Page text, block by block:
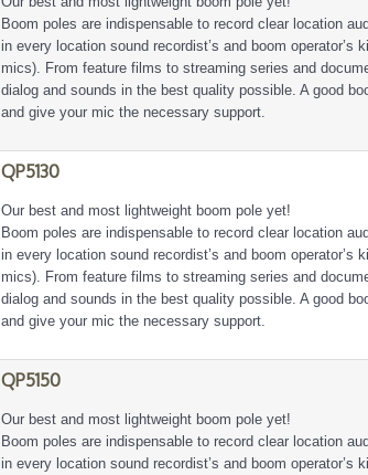
Boom poles are indispensable to record clear location
in every location sound recordist’s and boom operator’s
mics). From feature films to streaming series and
dialog and sounds in the best quality possible. A good
and give your mic the necessary support.
QP5130
Our best and most lightweight boom pole yet!
Boom poles are indispensable to record clear location
in every location sound recordist’s and boom operator’s
mics). From feature films to streaming series and
dialog and sounds in the best quality possible. A good
and give your mic the necessary support.
QP5150
Our best and most lightweight boom pole yet!
Boom poles are indispensable to record clear location
in every location sound recordist’s and boom operator’s